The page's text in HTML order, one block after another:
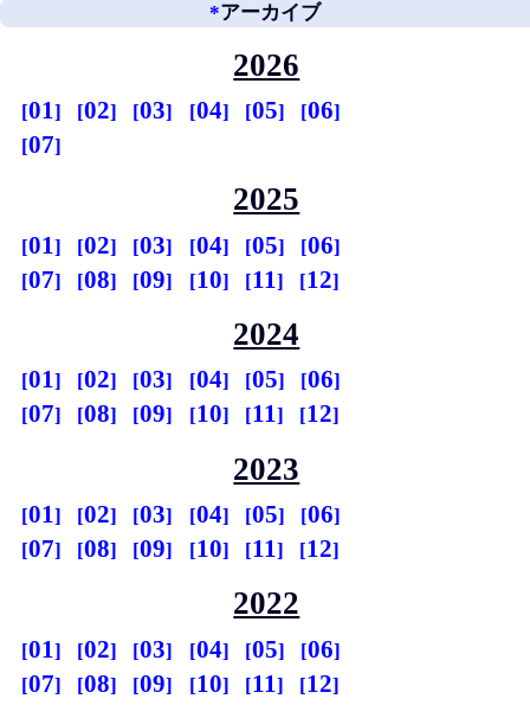
*アーカイブ
2026
01 02 03 04 05
06
07
2025
01 02 03 04 05
06
07
08 09 10 11 12
2024
01 02 03 04 05
06
07
08 09 10 11 12
2023
01 02 03 04 05
06
07
08 09 10 11 12
2022
01 02 03 04 05
06
07
08 09 10 11 12